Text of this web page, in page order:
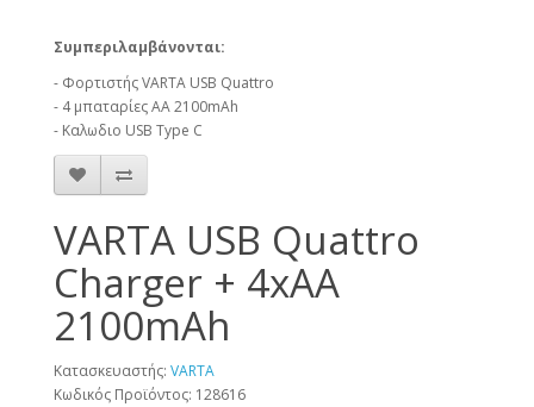
Συμπεριλαμβάνονται:
- Φορτιστής VARTA USB Quattro
- 4 μπαταρίες ΑΑ 2100mAh
- Kαλωδιο USB Type C
VARTA USB Quattro
Charger + 4xAA
2100mAh
Κατασκευαστής: VARTA
Κωδικός Προϊόντος: 128616